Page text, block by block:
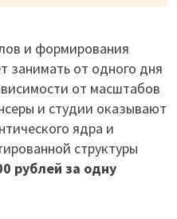
и формирования
занимать от одного дня
от масштабов
и студии оказывают
ядра и
структуры
рублей за одну